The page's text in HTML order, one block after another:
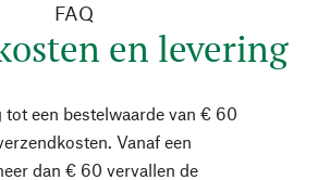
FAQ
en levering
een bestelwaarde van € 60
Vanaf een
dan € 60 vervallen de